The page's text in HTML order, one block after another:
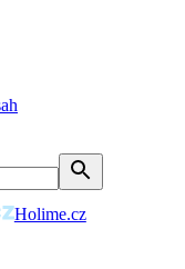
Holime.cz